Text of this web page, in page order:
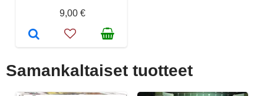
9,00 €
Samankaltaiset tuotteet